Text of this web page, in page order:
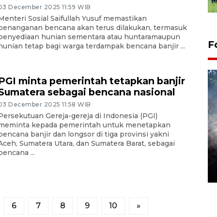
December 2025 11:59 WIB
Sosial Saifullah Yusuf memastikan
bencana akan terus dilakukan, termasuk
hunian sementara atau huntaramaupun
tetap bagi warga terdampak bencana banjir ...
minta pemerintah tetapkan banjir
sebagai bencana nasional
December 2025 11:58 WIB
Gereja-gereja di Indonesia (PGI)
kepada pemerintah untuk menetapkan
banjir dan longsor di tiga provinsi yakni
Sumatera Utara, dan Sumatera Barat, sebagai
...
6 7 8 9 10 »
Alokasi anggaran untuk bibit